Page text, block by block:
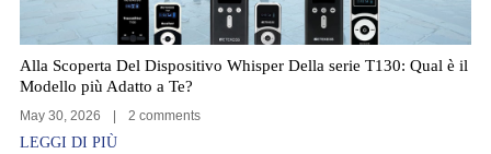
Alla Scoperta Del Dispositivo Whisper Della serie T130: Qual è il
Modello più Adatto a Te?
May 30, 2026 | 2 comments
LEGGI DI PIÙ